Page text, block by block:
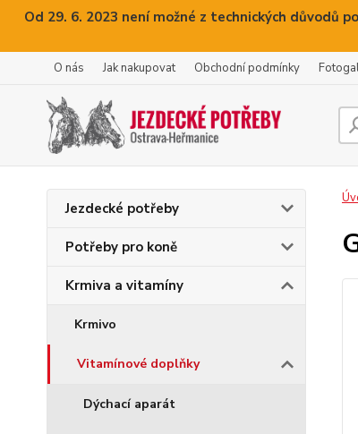
Od 29. 6. 2023 není možné z technických důvodů
O nás Jak nakupovat Obchodní podmínky
Jezdecké potřeby
Potřeby pro koně
Krmiva a vitamíny
Krmivo
Vitamínové doplňky
Dýchací aparát